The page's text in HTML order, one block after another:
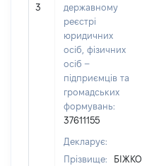
3
державному
реєстрі
юридичних
осіб, фізичних
осіб –
підприємців та
громадських
формувань:
37611155
Декларує:
Прізвище:
БІЖКО